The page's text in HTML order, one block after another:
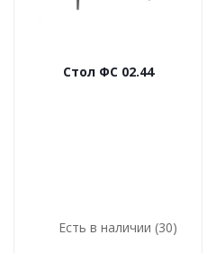
Стол ФС 02.44
Есть в наличии (30)